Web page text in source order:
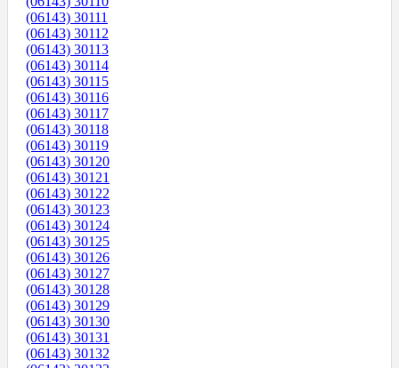
(06143) 30111
(06143) 30112
(06143) 30113
(06143) 30114
(06143) 30115
(06143) 30116
(06143) 30117
(06143) 30118
(06143) 30119
(06143) 30120
(06143) 30121
(06143) 30122
(06143) 30123
(06143) 30124
(06143) 30125
(06143) 30126
(06143) 30127
(06143) 30128
(06143) 30129
(06143) 30130
(06143) 30131
(06143) 30132